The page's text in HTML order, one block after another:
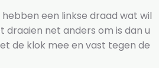
een linkse draad wat wil
draaien net anders om is dan u
de klok mee en vast tegen de